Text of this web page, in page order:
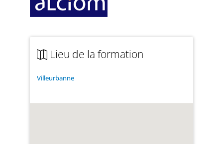
Lieu de la formation
Villeurbanne